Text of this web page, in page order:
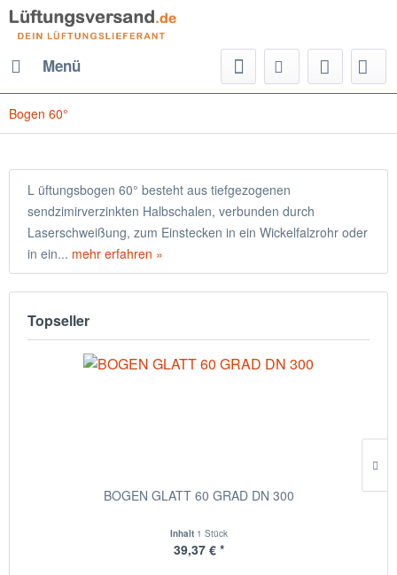
Menü
Bogen 60°
L üftungsbogen 60° besteht aus tiefgezogenen
sendzimirverzinkten Halbschalen, verbunden durch
Laserschweißung, zum Einstecken in ein Wickelfalzrohr oder
in ein... mehr erfahren »
Topseller
BOGEN GLATT 60 GRAD DN 300
Inhalt 1 Stück
39,37 € *